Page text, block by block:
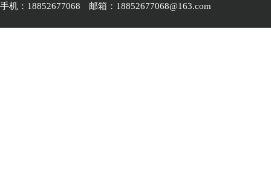
手机：18852677068
邮箱：18852677068@163.com